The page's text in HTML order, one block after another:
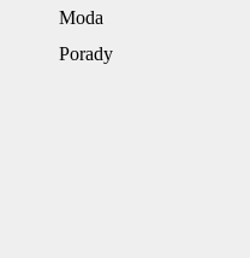
Moda
Porady